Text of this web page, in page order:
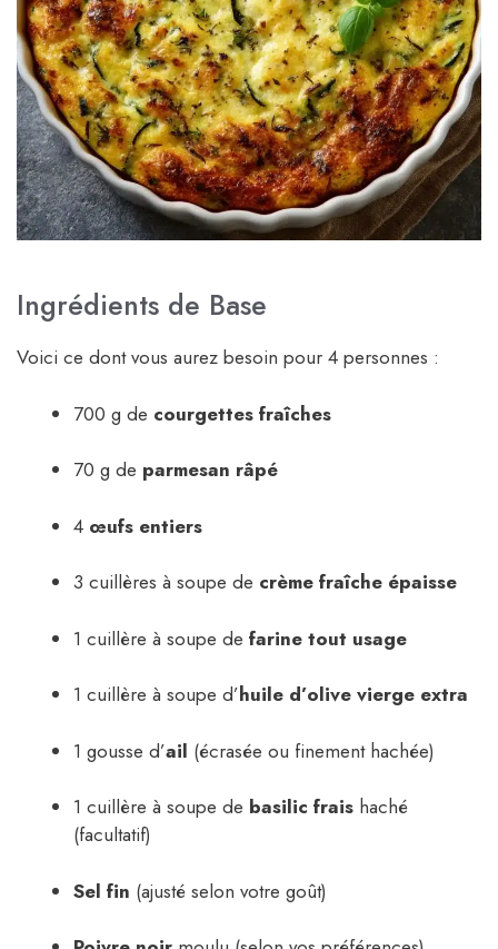
Ingrédients de Base
Voici ce dont vous aurez besoin pour 4 personnes :
700 g de courgettes fraîches
70 g de parmesan râpé
4 œufs entiers
3 cuillères à soupe de crème fraîche épaisse
1 cuillère à soupe de farine tout usage
1 cuillère à soupe d’huile d’olive vierge extra
1 gousse d’ail (écrasée ou finement hachée)
1 cuillère à soupe de basilic frais haché
(facultatif)
Sel fin (ajusté selon votre goût)